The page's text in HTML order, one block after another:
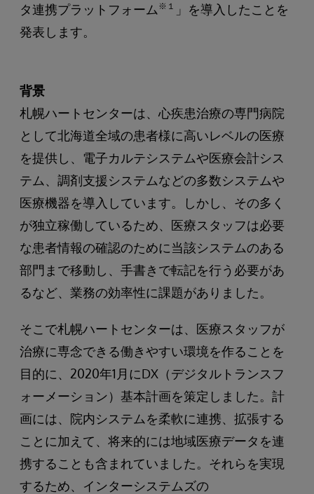
タ連携プラットフォーム ※１ 」を導入したことを
発表します。
背景
札幌ハートセンターは、心疾患治療の専門病院
として北海道全域の患者様に高いレベルの医療
を提供し、電子カルテシステムや医療会計シス
テム、調剤支援システムなどの多数システムや
医療機器を導入しています。しかし、その多く
が独立稼働しているため、医療スタッフは必要
な患者情報の確認のために当該システムのある
部門まで移動し、手書きで転記を行う必要があ
るなど、業務の効率性に課題がありました。
そこで札幌ハートセンターは、医療スタッフが
治療に専念できる働きやすい環境を作ることを
目的に、2020年1月にDX（デジタルトランスフ
ォーメーション）基本計画を策定しました。計
画には、院内システムを柔軟に連携、拡張する
ことに加えて、将来的には地域医療データを連
携することも含まれていました。それらを実現
するため、インターシステムズの